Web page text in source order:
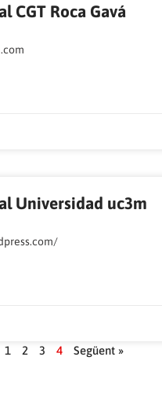
CGT Roca Gavá
Universidad uc3m
1 2 3 4 Següent »